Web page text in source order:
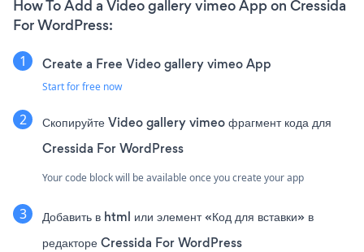
How To Add a Video gallery vimeo App on Cressida
For WordPress:
Create a Free Video gallery vimeo App
Start for free now
Скопируйте Video gallery vimeo фрагмент кода для
Cressida For WordPress
Your code block will be available once you create your app
Добавить в html или элемент «Код для вставки» в
редакторе Cressida For WordPress